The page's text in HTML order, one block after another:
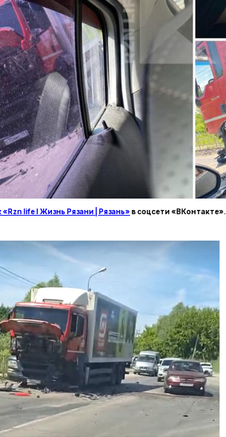
«Rzn life l Жизнь Рязани | Рязань» в соцсети «ВКонтакте».